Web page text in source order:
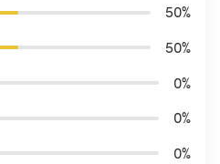
50%
50%
0%
0%
0%